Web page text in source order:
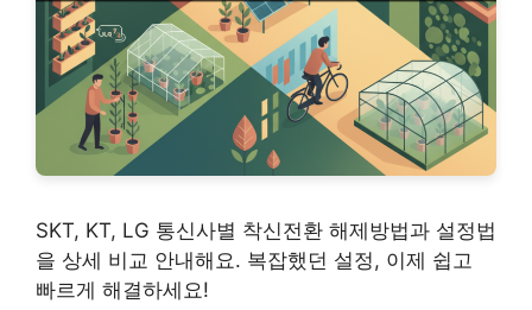
SKT, KT, LG 통신사별 착신전환 해제방법과 설정법
을 상세 비교 안내해요. 복잡했던 설정, 이제 쉽고
빠르게 해결하세요!